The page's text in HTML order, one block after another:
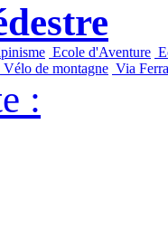
Ecole d'Aventure
Vélo de montagne Via
: